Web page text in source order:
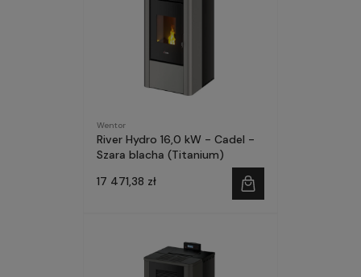
Wentor
River Hydro 16,0 kW - Cadel -
Szara blacha (Titanium)
17 471,38 zł